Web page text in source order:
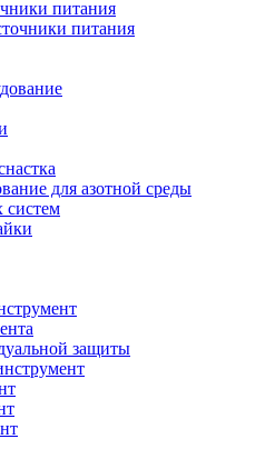
питания
питания
для азотной среды
систем
защиты